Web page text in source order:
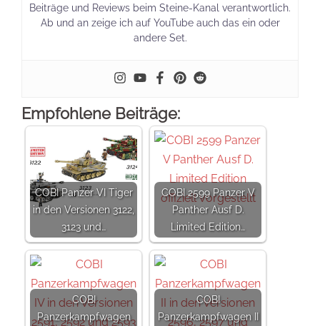
Beiträge und Reviews beim Steine-Kanal verantwortlich.
Ab und an zeige ich auf YouTube auch das ein oder
andere Set.
Empfohlene Beiträge:
COBI Panzer VI Tiger
in den Versionen 3122,
3123 und…
COBI 2599 Panzer V
Panther Ausf D.
Limited Edition…
COBI
Panzerkampfwagen
COBI
Panzerkampfwagen II